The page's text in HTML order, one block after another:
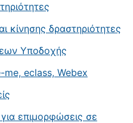
κίνησης δραστηριότητες
Υποδοχής
me, eclass, Webex
επιμορφώσεις σε